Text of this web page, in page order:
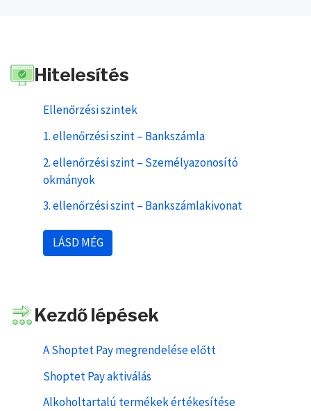
Hitelesítés
Ellenőrzési szintek
1. ellenőrzési szint – Bankszámla
2. ellenőrzési szint – Személyazonosító
okmányok
3. ellenőrzési szint – Bankszámlakivonat
LÁSD MÉG
Kezdő lépések
A Shoptet Pay megrendelése előtt
Shoptet Pay aktiválás
Alkoholtartalú termékek értékesítése